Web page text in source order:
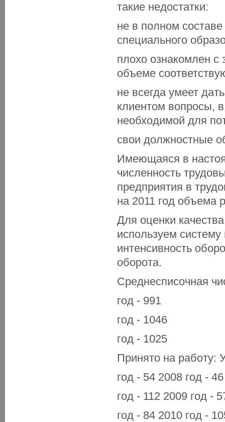
такие недостатки:
не в полном
специального
плохо ознакомлен
объеме
не всегда умеет
клиентом вопросы,
необходимой для
свои должностные
Имеющаяся в
численность
предприятия в
на 2011 год объема
Для оценки
используем систему
интенсивность
оборота.
Среднесписочная
год - 991
год - 1046
год - 1025
Принято на работу:
год - 54 2008 год - 46
год - 112 2009 год -
год - 84 2010 год -